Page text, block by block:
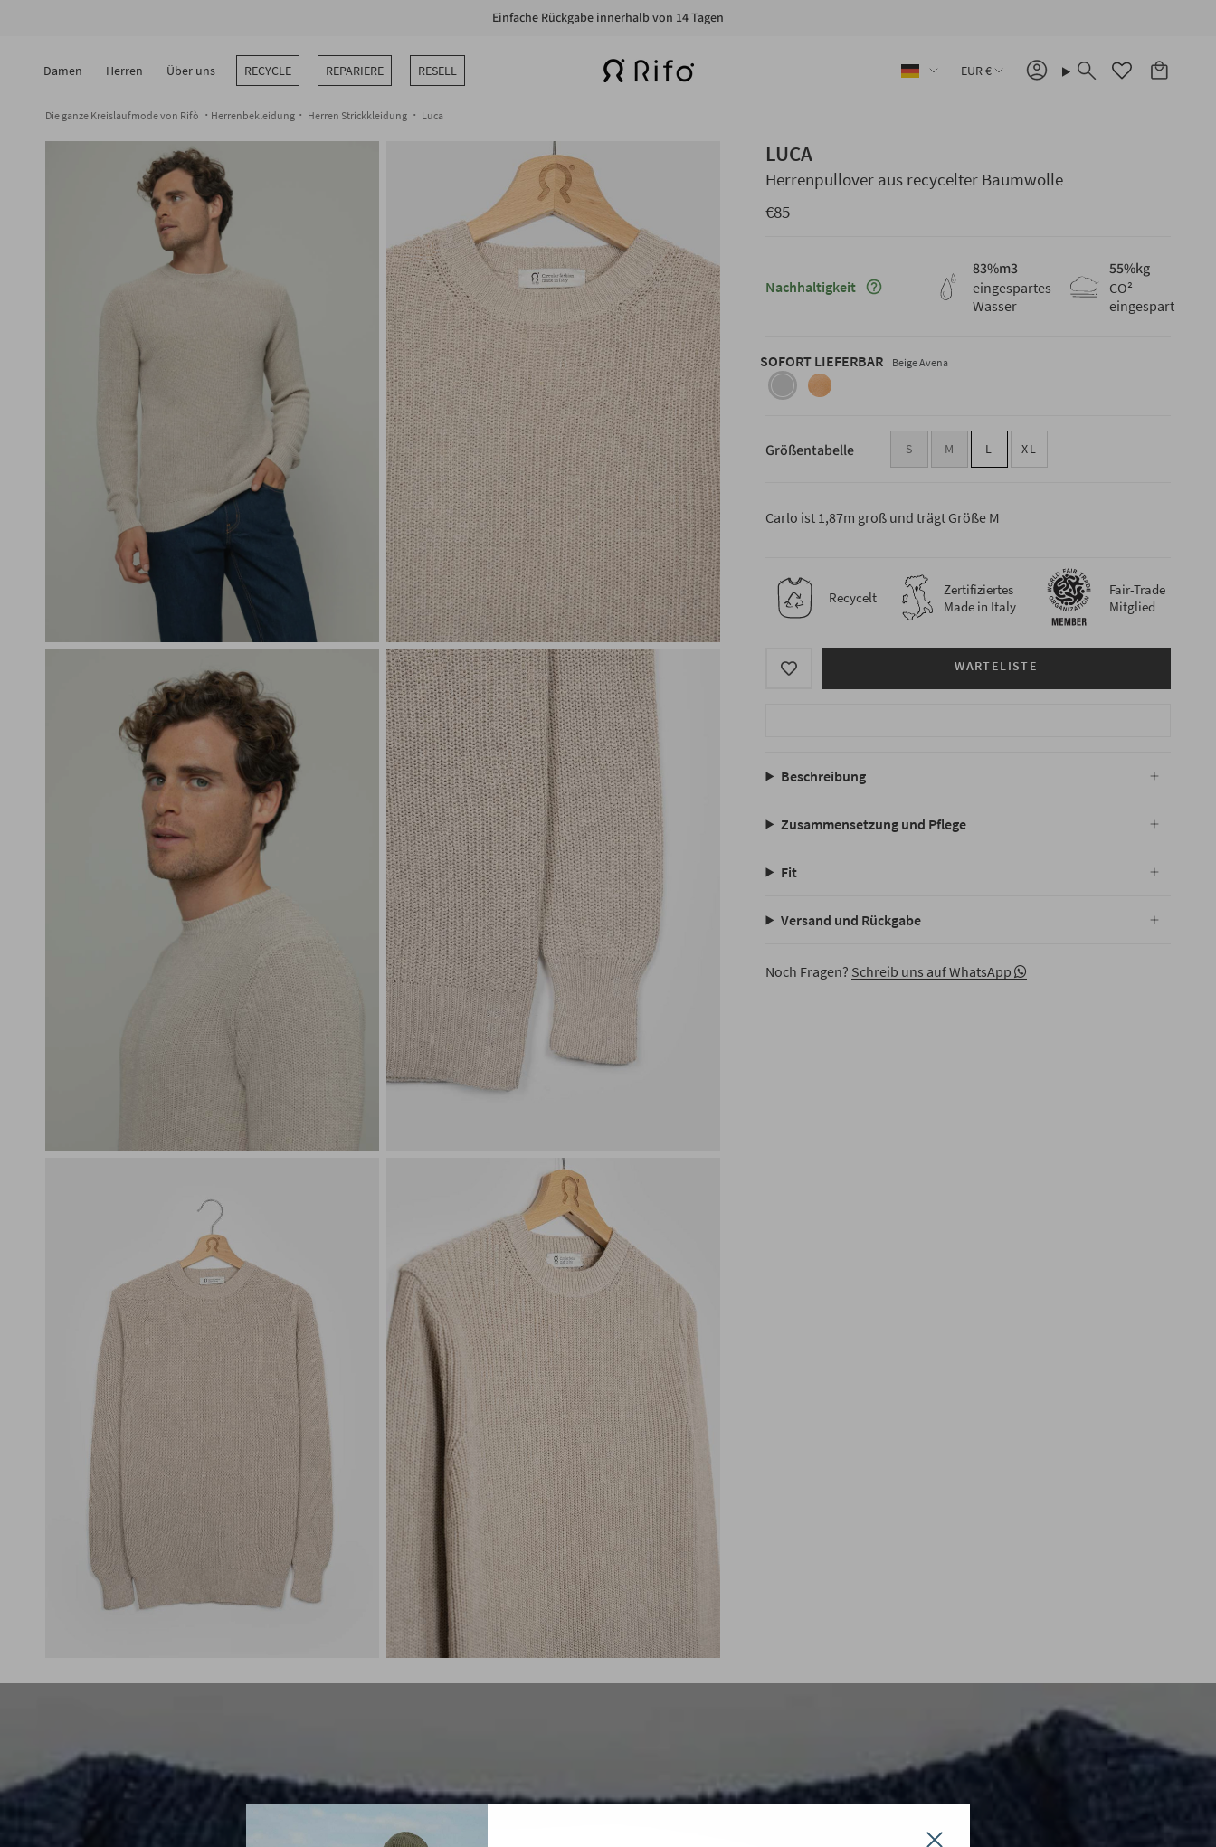
Einfache Rückgabe innerhalb von 14 Tagen
Damen Herren Über uns RECYCLE REPARIERE RESELL Sprache Währung
EUR € KontoSuche
Die ganze Kreislaufmode von Rifò Herrenbekleidung Herren Strickkleidung Luca
LUCA
Herrenpullover aus recycelter Baumwolle
€85
Nachhaltigkeit
Maggiori informazioni sulla sostenibilità
83%m3
eingespartes
Wasser
55%kg
CO²
eingespart
SOFORT LIEFERBAR Beige Avena
beige-
avena
papayaorange
Größentabelle S M L XL
Carlo ist 1,87m groß und trägt Größe M
Recycelt
Zertifiziertes
Made in Italy
Fair-Trade
Mitglied
WARTELISTE
Beschreibung
Zusammensetzung und Pflege
Fit
Versand und Rückgabe
Noch Fragen? Schreib uns auf WhatsApp